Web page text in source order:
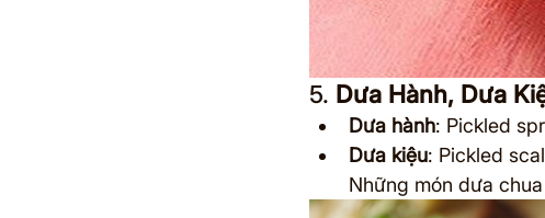
5. Dưa Hành, Dưa
Dưa hành: Pickled
Dưa kiệu: Pickled
Những món dưa